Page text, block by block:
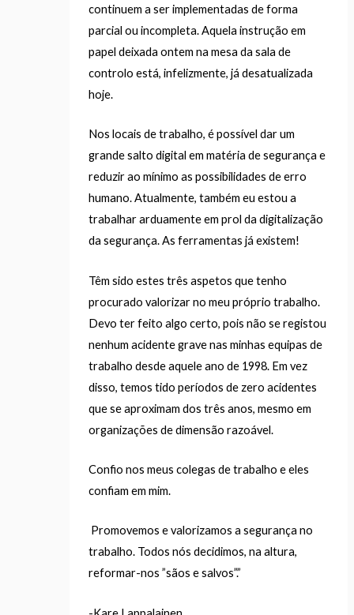
continuem a ser implementadas de forma
parcial ou incompleta. Aquela instrução em
papel deixada ontem na mesa da sala de
controlo está, infelizmente, já desatualizada
hoje.
Nos locais de trabalho, é possível dar um
grande salto digital em matéria de segurança e
reduzir ao mínimo as possibilidades de erro
humano. Atualmente, também eu estou a
trabalhar arduamente em prol da digitalização
da segurança. As ferramentas já existem!
Têm sido estes três aspetos que tenho
procurado valorizar no meu próprio trabalho.
Devo ter feito algo certo, pois não se registou
nenhum acidente grave nas minhas equipas de
trabalho desde aquele ano de 1998. Em vez
disso, temos tido períodos de zero acidentes
que se aproximam dos três anos, mesmo em
organizações de dimensão razoável.
Confio nos meus colegas de trabalho e eles
confiam em mim.
Promovemos e valorizamos a segurança no
trabalho. Todos nós decidimos, na altura,
reformar-nos ”sãos e salvos”.”